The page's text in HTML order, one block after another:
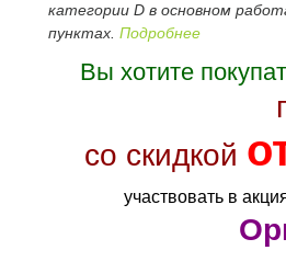
категории D в основном
пунктах. Подробнее
Вы хотите
со скидкой
участвовать в